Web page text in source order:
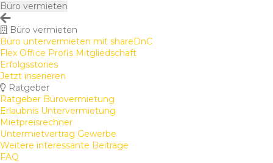
Büro vermieten
Büro vermieten
Büro untervermieten mit shareDnC
Flex Office Profis Mitgliedschaft
Erfolgsstories
Jetzt inserieren
Ratgeber
Ratgeber Bürovermietung
Erlaubnis Untervermietung
Mietpreisrechner
Untermietvertrag Gewerbe
Weitere interessante Beiträge
FAQ